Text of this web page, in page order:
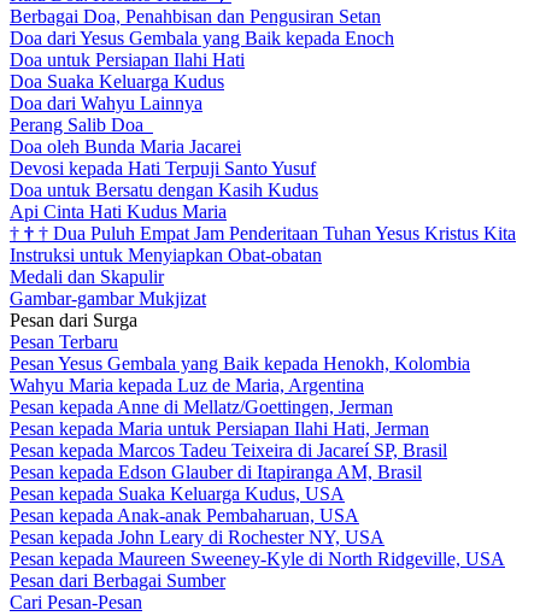
Berbagai Doa, Penahbisan dan Pengusiran Setan
Doa dari Yesus Gembala yang Baik kepada Enoch
Doa untuk Persiapan Ilahi Hati
Doa Suaka Keluarga Kudus
Doa dari Wahyu Lainnya
Perang Salib Doa
Doa oleh Bunda Maria Jacarei
Devosi kepada Hati Terpuji Santo Yusuf
Doa untuk Bersatu dengan Kasih Kudus
Api Cinta Hati Kudus Maria
† † † Dua Puluh Empat Jam Penderitaan Tuhan Yesus Kristus Kita
Instruksi untuk Menyiapkan Obat-obatan
Medali dan Skapulir
Gambar-gambar Mukjizat
Pesan dari Surga
Pesan Terbaru
Pesan Yesus Gembala yang Baik kepada Henokh, Kolombia
Wahyu Maria kepada Luz de Maria, Argentina
Pesan kepada Anne di Mellatz/Goettingen, Jerman
Pesan kepada Maria untuk Persiapan Ilahi Hati, Jerman
Pesan kepada Marcos Tadeu Teixeira di Jacareí SP, Brasil
Pesan kepada Edson Glauber di Itapiranga AM, Brasil
Pesan kepada Suaka Keluarga Kudus, USA
Pesan kepada Anak-anak Pembaharuan, USA
Pesan kepada John Leary di Rochester NY, USA
Pesan kepada Maureen Sweeney-Kyle di North Ridgeville, USA
Pesan dari Berbagai Sumber
Cari Pesan-Pesan